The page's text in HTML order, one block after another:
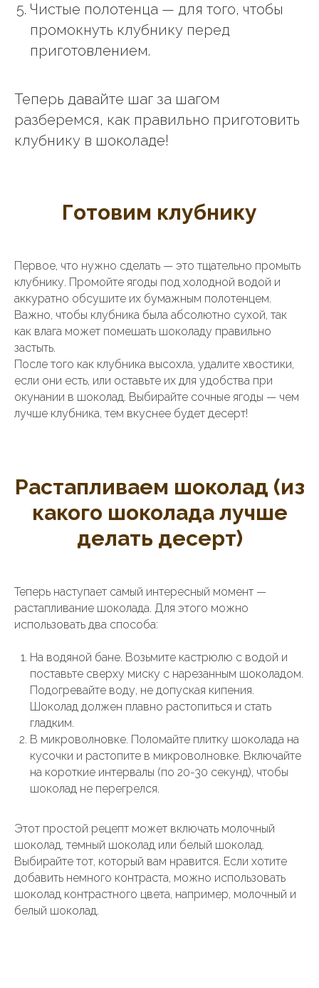
Чистые полотенца — для того, чтобы
промокнуть клубнику перед
приготовлением.
Теперь давайте шаг за шагом
разберемся, как правильно приготовить
клубнику в шоколаде!
Готовим клубнику
Первое, что нужно сделать — это тщательно промыть
клубнику. Промойте ягоды под холодной водой и
аккуратно обсушите их бумажным полотенцем.
Важно, чтобы клубника была абсолютно сухой, так
как влага может помешать шоколаду правильно
застыть.
После того как клубника высохла, удалите хвостики,
если они есть, или оставьте их для удобства при
окунании в шоколад. Выбирайте сочные ягоды — чем
лучше клубника, тем вкуснее будет десерт!
Растапливаем шоколад (из
какого шоколада лучше
делать десерт)
Теперь наступает самый интересный момент —
растапливание шоколада. Для этого можно
использовать два способа:
На водяной бане. Возьмите кастрюлю с водой и
поставьте сверху миску с нарезанным шоколадом.
Подогревайте воду, не допуская кипения.
Шоколад должен плавно растопиться и стать
гладким.
В микроволновке. Поломайте плитку шоколада на
кусочки и растопите в микроволновке. Включайте
на короткие интервалы (по 20-30 секунд), чтобы
шоколад не перегрелся.
Этот простой рецепт может включать молочный
шоколад, темный шоколад или белый шоколад.
Выбирайте тот, который вам нравится. Если хотите
добавить немного контраста, можно использовать
шоколад контрастного цвета, например, молочный и
белый шоколад.